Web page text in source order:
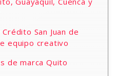
San Juan de
equipo creativo
de marca Quito